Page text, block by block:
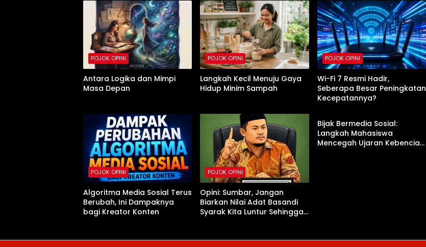
POJOK OPINI
Antara Logika dan Mimpi
Masa Depan
POJOK OPINI
Langkah Kecil Menuju Gaya
Hidup Minim Sampah
POJOK OPINI
Wi-Fi 7 Resmi Hadir,
Seberapa Besar Peningkatan
Kecepatannya?
POJOK OPINI
Algoritma Media Sosial Terus
Berubah, Ini Dampaknya
bagi Kreator Konten
POJOK OPINI
Opini: Sumbar, Jangan
Biarkan Nilai Adat Basandi
Syarak Kita Luntur Sehingga
POJOK OPINI
Bijak Bermedia Sosial:
Langkah Mahasiswa
Mencegah Ujaran Kebencian